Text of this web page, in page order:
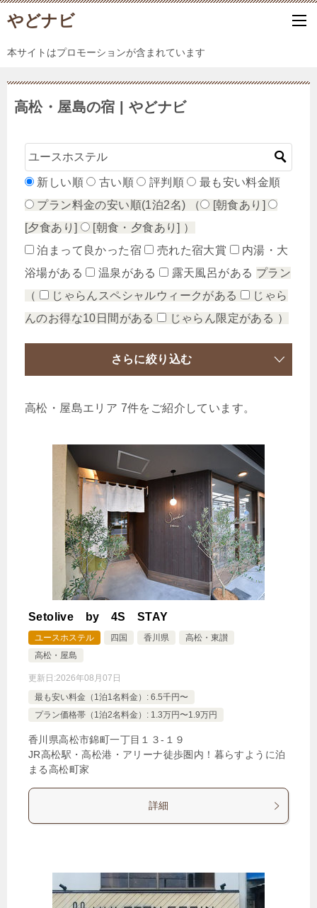
やどナビ
本サイトはプロモーションが含まれています
高松・屋島の宿 | やどナビ
新しい順 古い順 評判順
最も安い料金順
プラン料金の安い順(1泊2名)
（
[朝食あり]
[夕食あり]
[朝食・夕食あり] ）
泊まって良かった宿
売れた宿大賞
内湯・大
浴場がある
温泉がある 露天風呂がある プラン
（
じゃらんスペシャルウィークがある
じゃら
んのお得な10日間がある
じゃらん限定がある ）
さらに絞り込む
高松・屋島エリア 7件をご紹介しています。
Setolive by 4S STAY
ユースホステル 四国 香川県
高松・東讃
高松・屋島
更新日:2026年08月07日
最も安い料金（1泊1名料金）: 6.5千円〜
プラン価格帯（1泊2名料金）: 1.3万円〜1.9万円
香川県高松市錦町一丁目１３‐１９
JR高松駅・高松港・アリーナ徒歩圏内！暮らすように泊
まる高松町家
詳細